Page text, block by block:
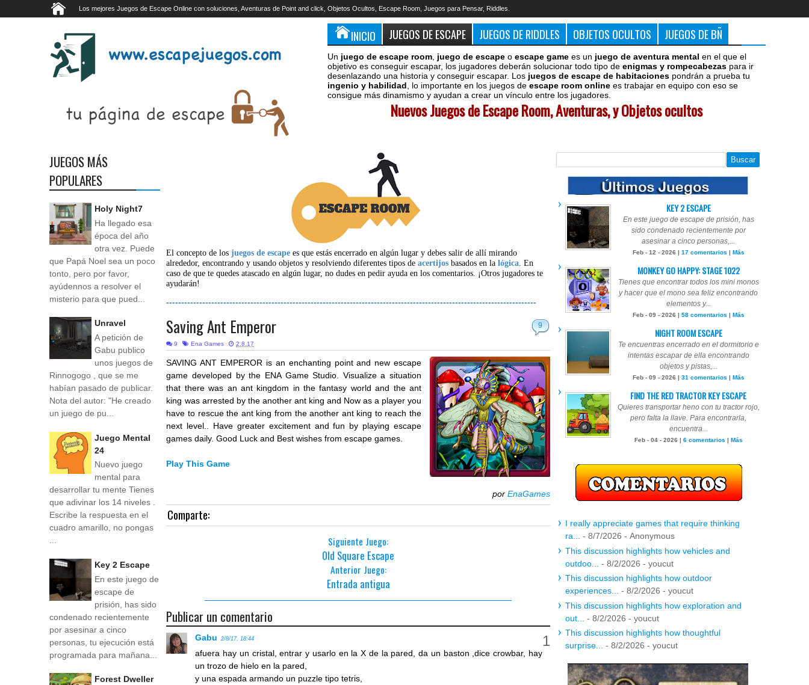
Los mejores Juegos de Escape Online con soluciones, Aventuras de Point and click, Objetos Ocultos, Escape Room, Juegos para Pensar, Riddles.
INICIO JUEGOS DE ESCAPE JUEGOS DE RIDDLES OBJETOS OCULTOS JUEGOS DE BÑ
Un juego de escape room juego de escape o escape game es un juego de aventura mental en el que el
objetivo es conseguir escapar, los jugadores deberán solucionar todo tipo de enigmas y rompecabezas para ir
desenlazando una historia y conseguir escapar. Los juegos de escape de habitaciones pondrán a prueba tu
ingenio y habilidad , lo importante en los juegos de escape room online es trabajar en equipo con eso se
consigue más dinamismo y ayudan a crear un vínculo entre los jugadores.
Nuevos Juegos de Escape Room, Aventuras, y Objetos ocultos
El concepto de losjuegos de escape es que estás encerrado en algún lugar y debes salir de allí mirando
alrededor, encontrando y usando objetos y resolviendo diferentes tipos deacertijos basados en lalógica. En
caso de que te quedes atascado en algún lugar, no dudes en pedir ayuda en los comentarios. ¡Otros jugadores te
ayudarán!
---------------------------------------------------------------------------------------------------------------------------
9
Saving Ant Emperor
9 Ena Games 2.8.17
SAVING ANT EMPEROR is an enchanting point and new escape
game developed by the ENA Game Studio. Visualize a situation
that there was an ant kingdom in the fantasy world and the ant
king was arrested by the another ant king and Now as a player you
have to rescue the ant king from the another ant king to reach the
next level.. Have greater excitement and fun by playing escape
games daily. Good Luck and Best wishes from escape games.
Play This Game
por EnaGames
Comparte:
Siguiente Juego:
Old Square Escape
Anterior Juego:
Entrada antigua
Publicar un comentario
Gabu 2/8/17, 18:44
afuera hay un cristal, entrar y usarlo en la X de la pared, da un baston ,dice crowbar, hay
un trozo de hielo en la pared,
y una espada armando un puzzle tipo tetris,
JUEGOS MÁS
POPULARES
Holy Night7
Ha llegado esa
época del año
otra vez. Puede
que Papá Noel sea un poco
tonto, pero por favor,
ayúdennos a resolver el
misterio para que pued...
Unravel
A petición de
Gabu publico
unos juegos de
Rinnogogo , que se me
habían pasado de publicar.
Nota del autor: "He creado
un juego de pu...
Juego Mental
24
Nuevo juego
mental para
desarrollar tu mente Tienes
que adivinar los 14 niveles .
Escribe la respuesta en el
cuadro amarillo, no pongas
...
Key 2 Escape
En este juego de
escape de
prisión, has sido
condenado recientemente
por asesinar a cinco
personas, tu ejecución está
programada para mañana...
Forest Dweller
KEY 2 ESCAPE
En este juego de escape de prisión, has
sido condenado recientemente por
asesinar a cinco personas,...
Feb - 12 - 2026 | 17 comentarios | Más
MONKEY GO HAPPY: STAGE 1022
Tienes que encontrar todos los mini monos
y hacer que el mono sea feliz encontrando
elementos y...
Feb - 09 - 2026 | 58 comentarios | Más
NIGHT ROOM ESCAPE
Te encuentras encerrado en el dormitorio e
intentas escapar de ella encontrando
objetos y pistas,...
Feb - 09 - 2026 | 31 comentarios | Más
FIND THE RED TRACTOR KEY ESCAPE
Quieres transportar heno con tu tractor rojo,
pero falta la llave. Para encontrarla,
encuentra...
Feb - 04 - 2026 | 6 comentarios | Más
I really appreciate games that require thinking
ra...
- 8/7/2026 - Anonymous
This discussion highlights how vehicles and
outdoo...
- 8/2/2026 - youcut
This discussion highlights how outdoor
experiences...
- 8/2/2026 - youcut
This discussion highlights how exploration and
out...
- 8/2/2026 - youcut
This discussion highlights how thoughtful
surprise...
- 8/2/2026 - youcut